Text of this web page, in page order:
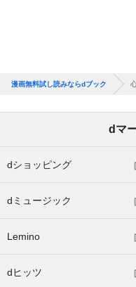
漫画無料試し読みならdブック
dマ
dショッピング
dミュージック
Lemino
dヒッツ